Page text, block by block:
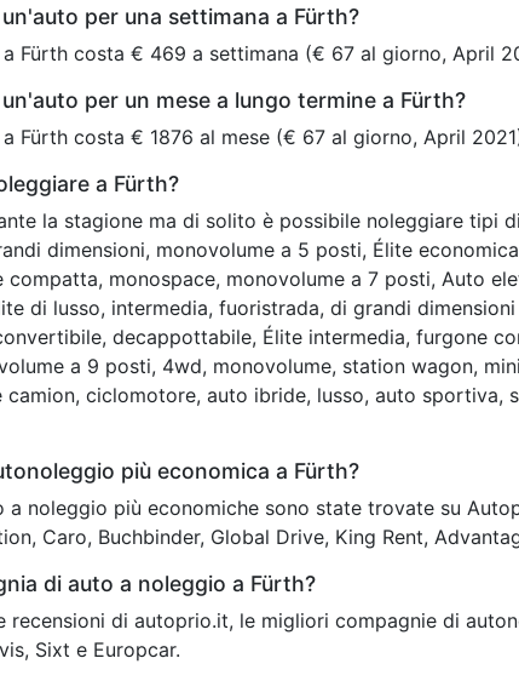
per una settimana a Fürth?
Fürth costa € 469 a settimana (€ 67 al giorno, April
per un mese a lungo termine a Fürth?
Fürth costa € 1876 al mese (€ 67 al giorno, April
a Fürth?
la stagione ma di solito è possibile noleggiare tipi
dimensioni, monovolume a 5 posti, Élite
compatta, monospace, monovolume a 7 posti, Auto
di lusso, intermedia, fuoristrada, di grandi dimensioni
decappottabile, Élite intermedia, furgone
a 9 posti, 4wd, monovolume, station wagon,
ciclomotore, auto ibride, lusso, auto sportiva,
più economica a Fürth?
a noleggio più economiche sono state trovate su
Caro, Buchbinder, Global Drive, King Rent,
di auto a noleggio a Fürth?
recensioni di autoprio.it, le migliori compagnie di
Sixt e Europcar.